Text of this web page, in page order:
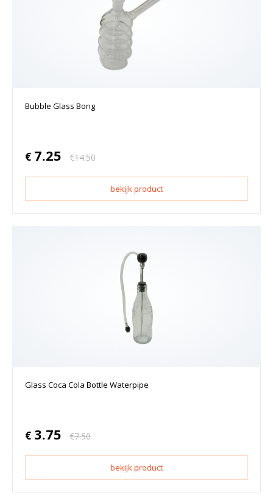
Bubble Glass Bong
€ 7.25 €14.50
bekijk product
Glass Coca Cola Bottle Waterpipe
€ 3.75 €7.50
bekijk product